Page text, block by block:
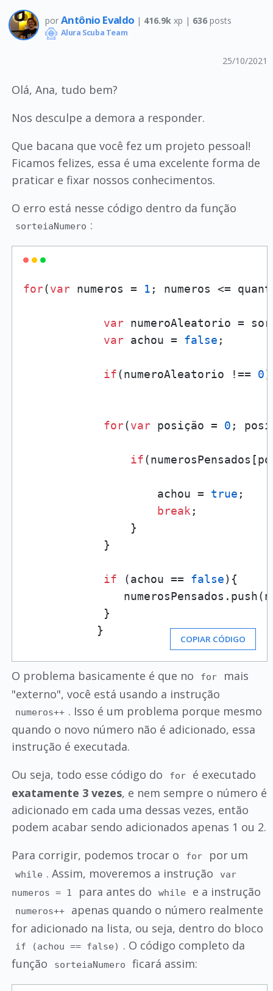
por Antônio Evaldo | 416.9k xp | 636posts
Alura Scuba Team
25/10/2021
Olá, Ana, tudo bem?
Nos desculpe a demora a responder.
Que bacana que você fez um projeto pessoal!
Ficamos felizes, essa é uma excelente forma de
praticar e fixar nossos conhecimentos.
O erro está nesse código dentro da função
sorteiaNumero :
for(var numeros = 1 ; numeros <=
var numeroAleatorio =
var achou = false ;
if(numeroAleatorio !== 0
for(var posição = 0 ;
if
                    achou =
true ;
break ;
                }
            }
if (achou == false){
            }
           }
COPIAR CÓDIGO
O problema basicamente é que no for
mais
"externo", você está usando a instrução
numeros++ . Isso é um problema porque mesmo
quando o novo número não é adicionado, essa
instrução é executada.
Ou seja, todo esse código do
for
é executado
exatamente 3 vezes, e nem sempre o número é
adicionado em cada uma dessas vezes, então
podem acabar sendo adicionados apenas 1 ou 2.
Para corrigir, podemos trocar o
for por um
while . Assim, moveremos a instrução
var
numeros = 1
para antes do while e a instrução
numeros++
apenas quando o número realmente
for adicionado na lista, ou seja, dentro do bloco
if (achou == false) . O código completo da
função
sorteiaNumero ficará assim: